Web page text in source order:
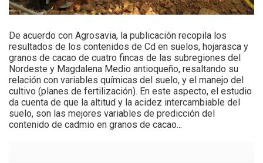
De acuerdo con Agrosavia, la publicación recopila los
resultados de los contenidos de Cd en suelos, hojarasca y
granos de cacao de cuatro fincas de las subregiones del
Nordeste y Magdalena Medio antioqueño, resaltando su
relación con variables químicas del suelo, y el manejo del
cultivo (planes de fertilización). En este aspecto, el estudio
da cuenta de que la altitud y la acidez intercambiable del
suelo, son las mejores variables de predicción del
contenido de cadmio en granos de cacao...